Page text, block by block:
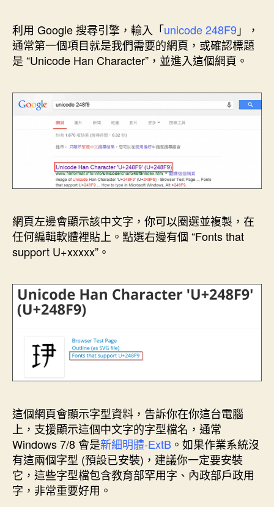
利用 Google 搜尋引擎，輸入「unicode 248F9 」，
通常第一個項目就是我們需要的網頁，或確認標題
是 “Unicode Han Character”，並進入這個網頁。
網頁左邊會顯示該中文字，你可以圈選並複製，在
任何編輯軟體裡貼上。點選右邊有個 “Fonts that
support U+xxxxx”。
這個網頁會顯示字型資料，告訴你在你這台電腦
上，支援顯示這個中文字的字型檔名，通常
Windows 7/8 會是新細明體-ExtB 。如果作業系統沒
有這兩個字型 (預設已安裝)，建議你一定要安裝
它，這些字型檔包含教育部罕用字、內政部戶政用
字，非常重要好用。